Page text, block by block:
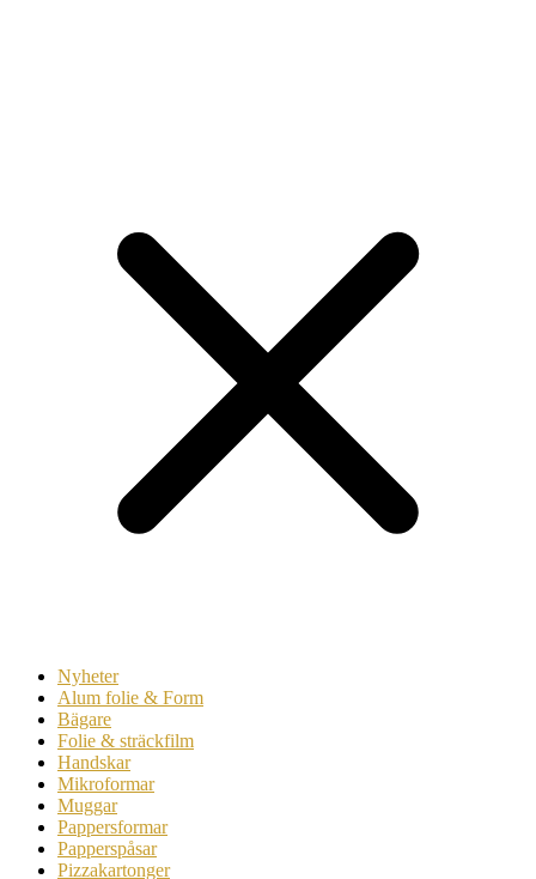
Nyheter
Alum folie & Form
Bägare
Folie & sträckfilm
Handskar
Mikroformar
Muggar
Pappersformar
Papperspåsar
Pizzakartonger